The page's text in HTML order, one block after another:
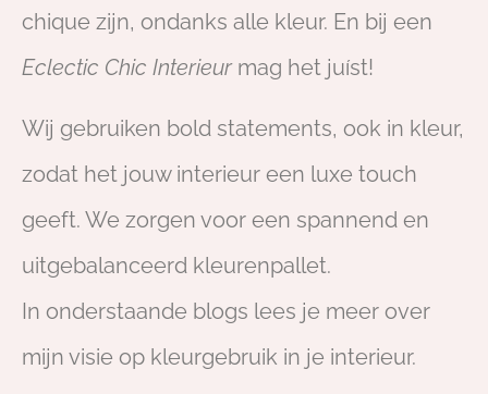
chique zijn, ondanks alle kleur. En bij een
Eclectic Chic Interieurmag het juíst!
Wij gebruiken bold statements, ook in kleur,
zodat het jouw interieur een luxe touch
geeft. We zorgen voor een spannend en
uitgebalanceerd kleurenpallet.
In onderstaande blogs lees je meer over
mijn visie op kleurgebruik in je interieur.